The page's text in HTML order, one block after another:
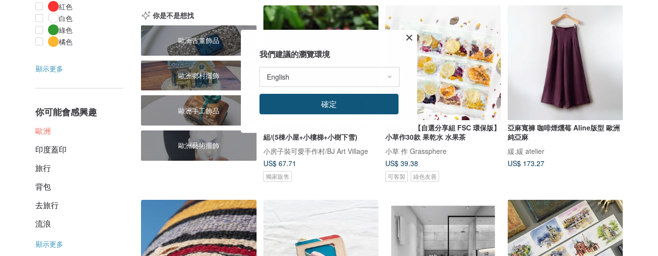
紅色
白色
綠色
橘色
顯示更多
你可能會感興趣
歐洲
印度蓋印
旅行
背包
去旅行
流浪
顯示更多
你是不是想找
歐洲古董飾品
歐洲鄉村擺飾
歐洲手工飾品
歐洲藝術擺飾
組/(5棟小屋+小樓梯+小樹下雪)
小房子裝可愛手作村/BJ Art Village
US$ 67.71
獨家販售
熱銷No.1【自選分享組 FSC 環保版】
小草作30款 果乾水 水果茶
小草 作 Grassphere
US$ 39.38
可客製 綠色友善
亞麻寬褲 咖啡煙燻莓 Aline版型 歐洲
純亞麻
緩.緩 atelier
US$ 173.27
我們建議的瀏覽環境
確定